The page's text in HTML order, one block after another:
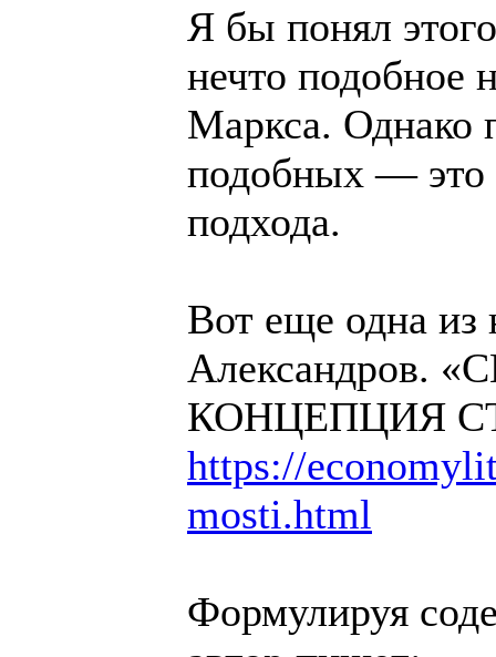
Я бы понял
нечто подобное
Маркса. Однако
подобных — это
подхода.
Вот еще одна
Александров.
КОНЦЕПЦИЯ
https://
mosti.html
Формулируя